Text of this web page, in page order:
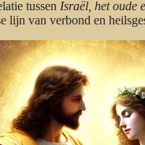
tussen Israël, het oude
lijn van verbond en